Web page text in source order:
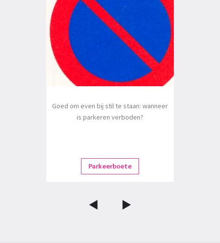
Goed om even bij stil te staan: wanneer
is parkeren verboden?
Parkeerboete